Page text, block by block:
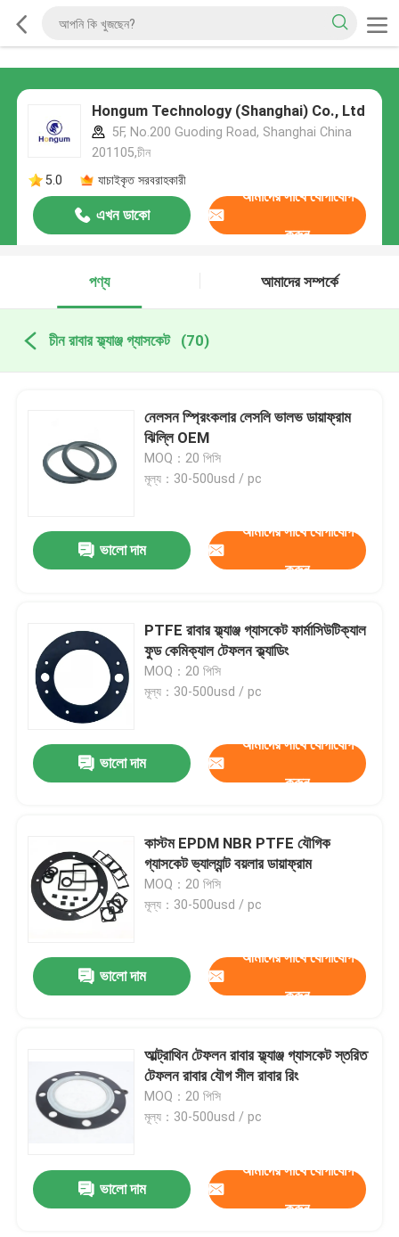
Hongum Technology (Shanghai) Co., Ltd
5F, No.200 Guoding Road, Shanghai China
201105,চীন
5.0
যাচাইকৃত সরবরাহকারী
এখন ডাকো
আমাদের সাথে যোগাযোগ
করুন
পণ্য আমাদের সম্পর্কে
চীন রাবার ফ্ল্যাঞ্জ গ্যাসকেট (70)
নেলসন স্প্রিংকলার লেসলি ভালভ ডায়াফ্রাম
ঝিল্লি OEM
MOQ：20 পিসি
মূল্য：30-500usd / pc
ভালো দাম
আমাদের সাথে যোগাযোগ
করুন
PTFE রাবার ফ্ল্যাঞ্জ গ্যাসকেট ফার্মাসিউটিক্যাল
ফুড কেমিক্যাল টেফলন ক্ল্যাডিং
MOQ：20 পিসি
মূল্য：30-500usd / pc
ভালো দাম
আমাদের সাথে যোগাযোগ
করুন
কাস্টম EPDM NBR PTFE যৌগিক
গ্যাসকেট ভ্যাল্যান্ট বয়লার ডায়াফ্রাম
MOQ：20 পিসি
মূল্য：30-500usd / pc
ভালো দাম
আমাদের সাথে যোগাযোগ
করুন
আল্ট্রাথিন টেফলন রাবার ফ্ল্যাঞ্জ গ্যাসকেট স্তরিত
টেফলন রাবার যৌগ সীল রাবার রিং
MOQ：20 পিসি
মূল্য：30-500usd / pc
ভালো দাম
আমাদের সাথে যোগাযোগ
করুন